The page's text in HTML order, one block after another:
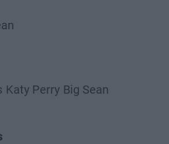
Katy Perry Big Sean